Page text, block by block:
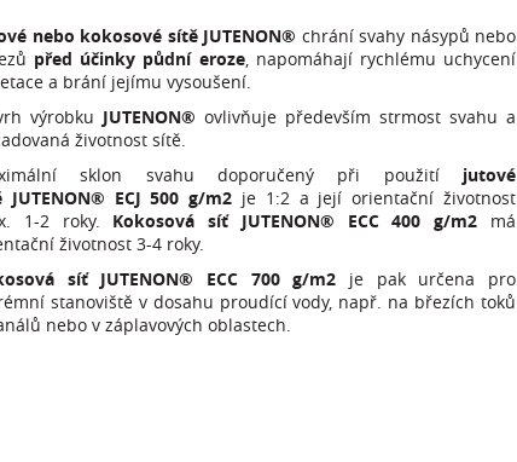
nebo kokosové sítě JUTENON® chrání svahy násypů nebo
před účinky půdní eroze, napomáhají rychlému uchycení
a brání jejímu vysoušení.
výrobku JUTENON® ovlivňuje především strmost svahu a
životnost sítě.
sklon svahu doporučený při použití jutové
JUTENON® ECJ 500 g/m2 je 1:2 a její orientační životnost
1-2 roky. Kokosová síť JUTENON® ECC 400 g/m2 má
životnost 3-4 roky.
síť JUTENON® ECC 700 g/m2 je pak určena pro
stanoviště v dosahu proudící vody, např. na březích toků
nebo v záplavových oblastech.